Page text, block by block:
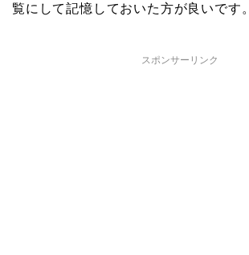
覧にして記憶しておいた方が良いです。
スポンサーリンク